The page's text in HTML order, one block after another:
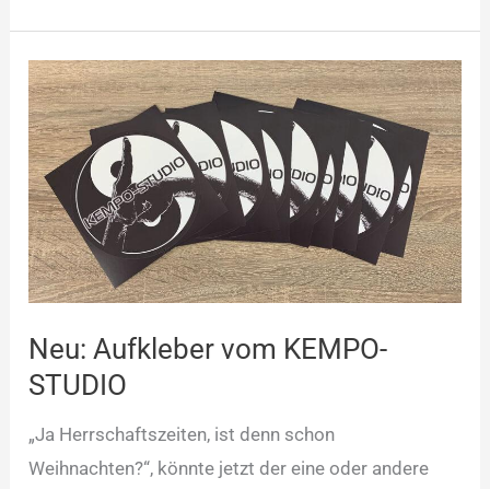
Neu: Aufkleber vom KEMPO-
STUDIO
„Ja Herrschaftszeiten, ist denn schon
Weihnachten?“, könnte jetzt der eine oder andere
Neu:
Aufkleber
vom
KEMPO-
STUDIO